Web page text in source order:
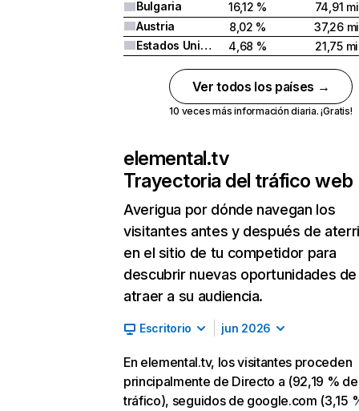
Bulgaria
16,12 %
74,91
Austria
8,02 %
37,26
Estados Unidos
4,68 % 21,75
Ver todos los países →
10 veces más información diaria. ¡Gratis!
elemental.tv
Trayectoria del tráfico web
Averigua por dónde navegan los
visitantes antes y después de
en el sitio de tu competidor para
descubrir nuevas oportunidades de
atraer a su audiencia.
Escritorio jun 2026
En elemental.tv, los visitantes proceden
principalmente de Directo a (92,19 % de
tráfico), seguidos de google.com (3,15